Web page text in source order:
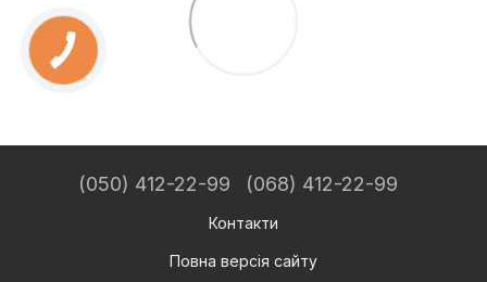
(050) 412-22-99 (068) 412-22-99
Контакти
Повна версія сайту